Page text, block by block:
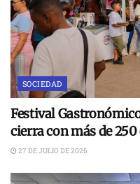
SOCIEDAD
Festival
cierra con más de
27 DE JULIO DE 2026